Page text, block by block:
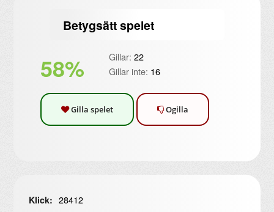
Betygsätt spelet
58% Gillar: 22
Gillar inte: 16
Gilla spelet Ogilla
Klick: 28412